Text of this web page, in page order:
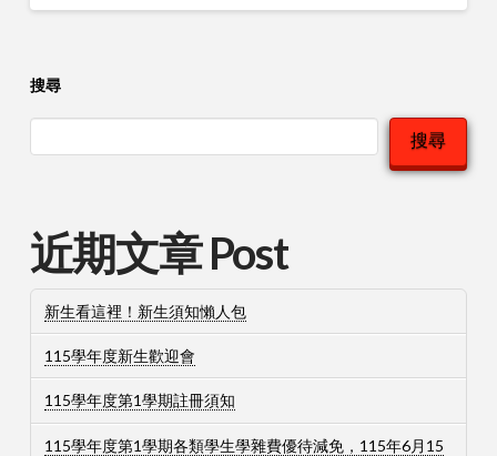
搜尋
搜尋
近期文章 Post
新生看這裡！新生須知懶人包
115學年度新生歡迎會
115學年度第1學期註冊須知
115學年度第1學期各類學生學雜費優待減免，115年6月15